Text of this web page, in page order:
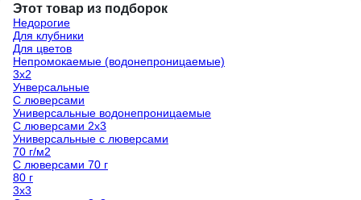
Этот товар из подборок
Недорогие
Для клубники
Для цветов
Непромокаемые (водонепроницаемые)
3х2
Унверсальные
С люверсами
Универсальные водонепроницаемые
С люверсами 2х3
Универсальные с люверсами
70 г/м2
С люверсами 70 г
80 г
3х3